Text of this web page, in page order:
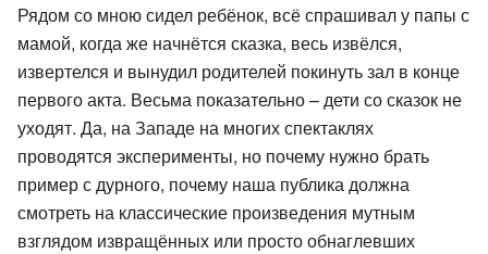
Рядом со мною сидел ребёнок, всё спрашивал у папы с
мамой, когда же начнётся сказка, весь извёлся,
извертелся и вынудил родителей покинуть зал в конце
первого акта. Весьма показательно – дети со сказок не
уходят. Да, на Западе на многих спектаклях
проводятся эксперименты, но почему нужно брать
пример с дурного, почему наша публика должна
смотреть на классические произведения мутным
взглядом извращённых или просто обнаглевших